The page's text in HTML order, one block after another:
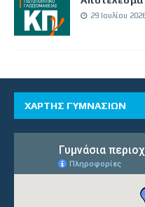
29 Ιουλίου
ΧΑΡΤΗΣ ΓΥΜΝΑΣΙΩΝ